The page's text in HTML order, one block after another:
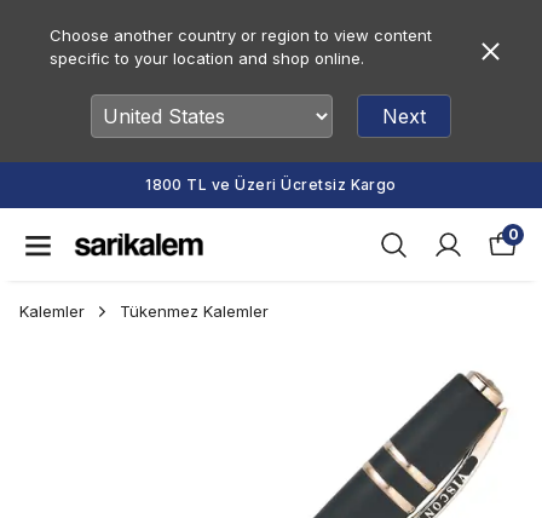
Choose another country or region to view content
specific to your location and shop online.
Next
1800 TL ve Üzeri Ücretsiz Kargo
0
Kalemler Tükenmez Kalemler